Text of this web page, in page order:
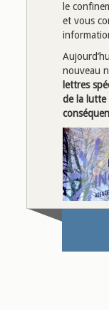
le
et vous
nouveau
lettres
de la lutte